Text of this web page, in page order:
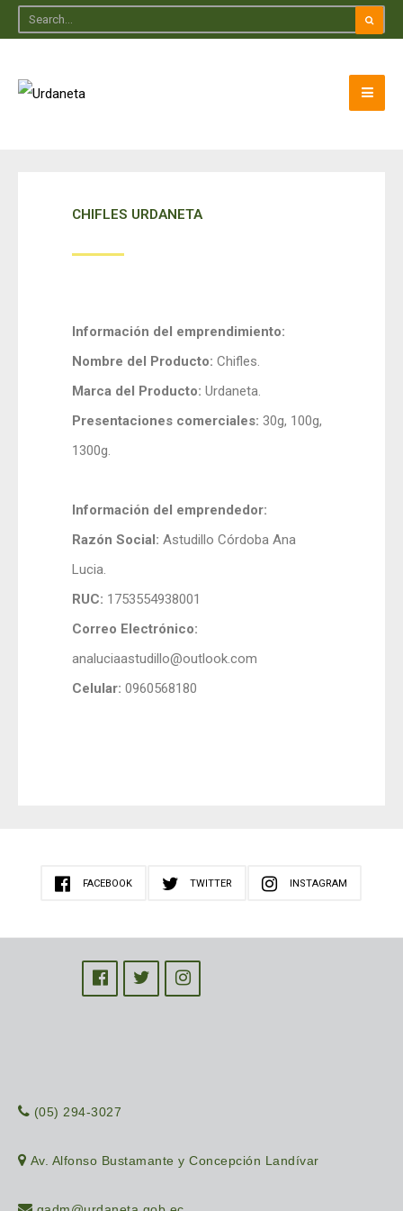
CHIFLES URDANETA
Información del emprendimiento:
Nombre del Producto: Chifles.
Marca del Producto: Urdaneta.
Presentaciones comerciales: 30g, 100g,
1300g.
Información del emprendedor:
Razón Social: Astudillo Córdoba Ana
Lucia.
RUC: 1753554938001
Correo Electrónico:
analuciaastudillo@outlook.com
Celular: 0960568180
FACEBOOK TWITTER INSTAGRAM
(05) 294-3027
Av. Alfonso Bustamante y Concepción Landívar